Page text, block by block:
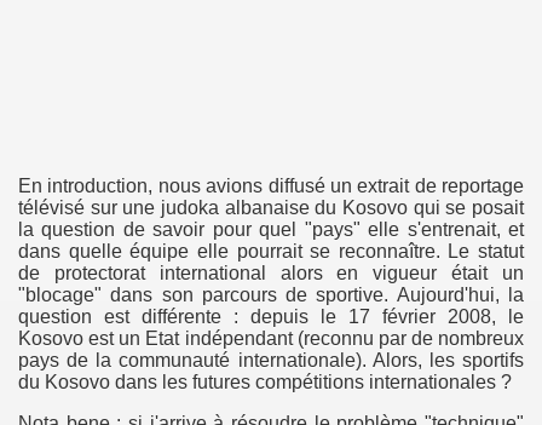
En introduction, nous avions diffusé un extrait de reportage
télévisé sur une judoka albanaise du Kosovo qui se posait
la question de savoir pour quel "pays" elle s'entrenait, et
dans quelle équipe elle pourrait se reconnaître. Le statut
de protectorat international alors en vigueur était un
"blocage" dans son parcours de sportive. Aujourd'hui, la
question est différente : depuis le 17 février 2008, le
Kosovo est un Etat indépendant (reconnu par de nombreux
pays de la communauté internationale). Alors, les sportifs
du Kosovo dans les futures compétitions internationales ?
en ex-Yougoslavie
la guerre